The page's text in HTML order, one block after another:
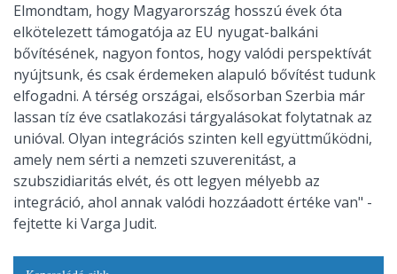
Elmondtam, hogy Magyarország hosszú évek óta
elkötelezett támogatója az EU nyugat-balkáni
bővítésének, nagyon fontos, hogy valódi perspektívát
nyújtsunk, és csak érdemeken alapuló bővítést tudunk
elfogadni. A térség országai, elsősorban Szerbia már
lassan tíz éve csatlakozási tárgyalásokat folytatnak az
unióval. Olyan integrációs szinten kell együttműködni,
amely nem sérti a nemzeti szuverenitást, a
szubszidiaritás elvét, és ott legyen mélyebb az
integráció, ahol annak valódi hozzáadott értéke van" -
fejtette ki Varga Judit.